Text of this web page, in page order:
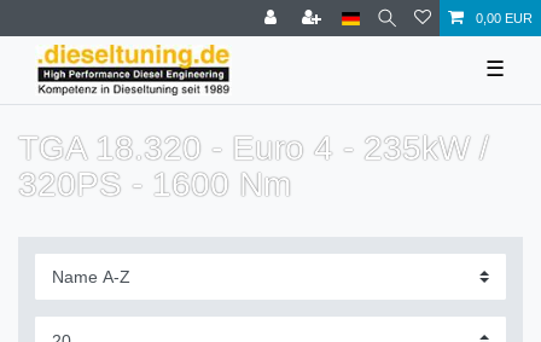
0,00 EUR
☰
TGA 18.320 - Euro 4 - 235kW /
320PS - 1600 Nm